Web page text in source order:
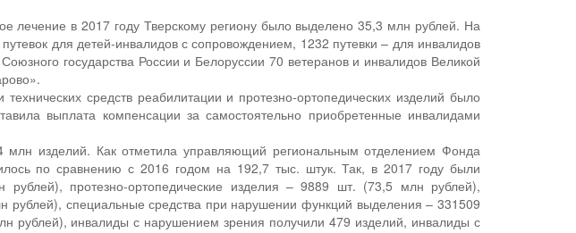
лечение в 2017 году Тверскому региону было выделено 35,3 млн рублей. На
для детей-инвалидов с сопровождением, 1232 путевки – для инвалидов
государства России и Белоруссии 70 ветеранов и инвалидов Великой
средств реабилитации и протезно-ортопедических изделий было
выплата компенсации за самостоятельно приобретенные инвалидами
изделий. Как отметила управляющий региональным отделением Фонда
по сравнению с 2016 годом на 192,7 тыс. штук. Так, в 2017 году были
протезно-ортопедические изделия – 9889 шт. (73,5 млн рублей),
специальные средства при нарушении функций выделения – 331509
рублей), инвалиды с нарушением зрения получили 479 изделий, инвалиды с